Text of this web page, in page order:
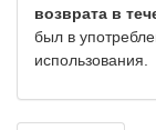
возврата в
был в
использования.